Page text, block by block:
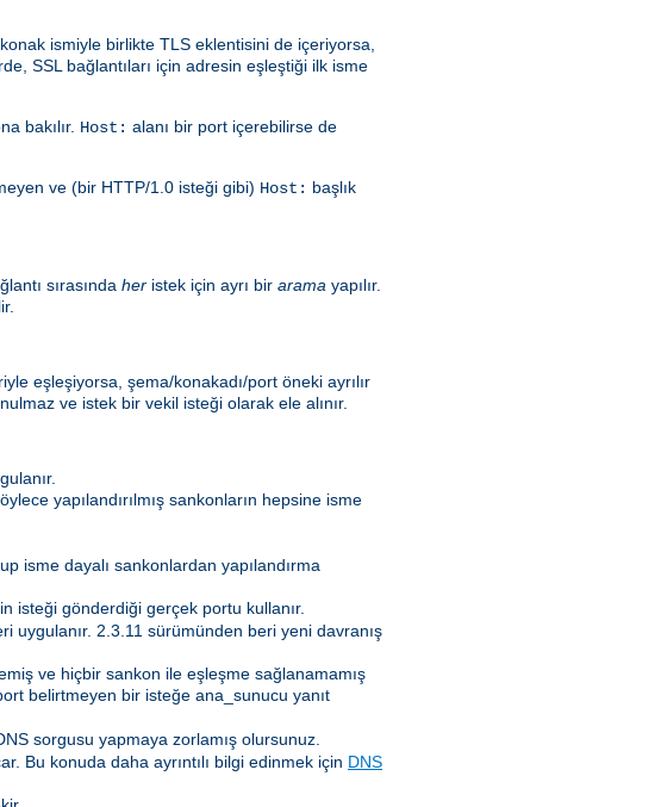
ismiyle birlikte TLS eklentisini de içeriyorsa,
SSL bağlantıları için adresin eşleştiği ilk isme
bakılır. Host: alanı bir port içerebilirse de
ve (bir HTTP/1.0 isteği gibi) Host: başlık
sırasında her istek için ayrı bir arama yapılır.
eşleşiyorsa, şema/konakadı/port öneki ayrılır
ve istek bir vekil isteği olarak ele alınır.
yapılandırılmış sankonların hepsine isme
isme dayalı sankonlardan yapılandırma
isteği gönderdiği gerçek portu kullanır.
uygulanır. 2.3.11 sürümünden beri yeni davranış
ve hiçbir sankon ile eşleşme sağlanamamış
belirtmeyen bir isteğe ana_sunucu yanıt
sorgusu yapmaya zorlamış olursunuz.
Bu konuda daha ayrıntılı bilgi edinmek için DNS